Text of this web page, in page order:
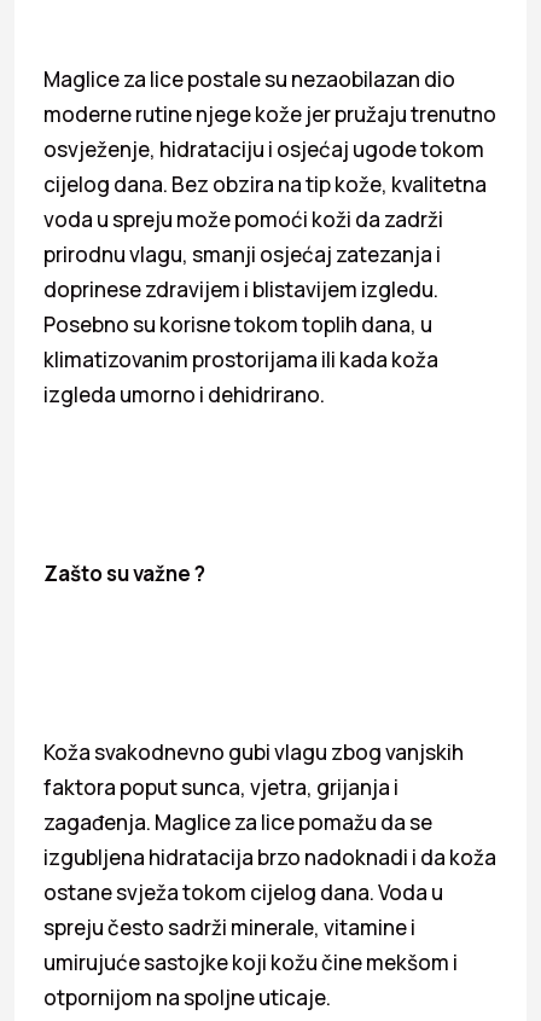
Maglice za lice postale su nezaobilazan dio
moderne rutine njege kože jer pružaju trenutno
osvježenje, hidrataciju i osjećaj ugode tokom
cijelog dana. Bez obzira na tip kože, kvalitetna
voda u spreju može pomoći koži da zadrži
prirodnu vlagu, smanji osjećaj zatezanja i
doprinese zdravijem i blistavijem izgledu.
Posebno su korisne tokom toplih dana, u
klimatizovanim prostorijama ili kada koža
izgleda umorno i dehidrirano.
Zašto su važne ?
Koža svakodnevno gubi vlagu zbog vanjskih
faktora poput sunca, vjetra, grijanja i
zagađenja. Maglice za lice pomažu da se
izgubljena hidratacija brzo nadoknadi i da koža
ostane svježa tokom cijelog dana. Voda u
spreju često sadrži minerale, vitamine i
umirujuće sastojke koji kožu čine mekšom i
otpornijom na spoljne uticaje.